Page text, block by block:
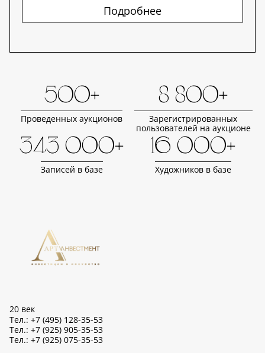
Подробнее
500+
Проведенных аукционов
8 800+
Зарегистрированных
пользователей на аукционе
343 000+
Записей в базе
16 000+
Художников в базе
20 век
Тел.: +7 (495) 128-35-53
Тел.: +7 (925) 905-35-53
Тел.: +7 (925) 075-35-53